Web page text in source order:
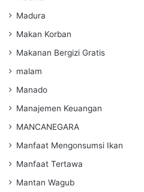
Madura
Makan Korban
Makanan Bergizi Gratis
malam
Manado
Manajemen Keuangan
MANCANEGARA
Manfaat Mengonsumsi Ikan
Manfaat Tertawa
Mantan Wagub